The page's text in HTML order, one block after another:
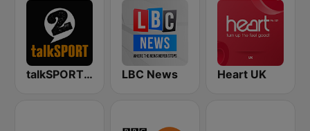
talkSPORT 2 LBC News Heart UK